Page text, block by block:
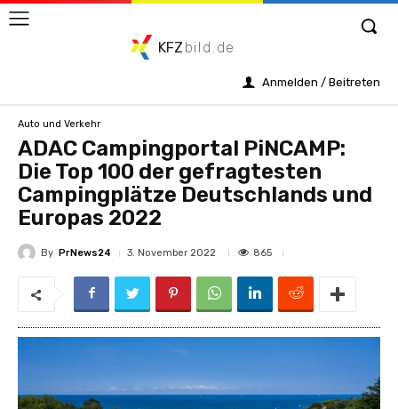
KFZ bild.de
Anmelden / Beitreten
Auto und Verkehr
ADAC Campingportal PiNCAMP:
Die Top 100 der gefragtesten
Campingplätze Deutschlands und
Europas 2022
By PrNews24 3. November 2022 865